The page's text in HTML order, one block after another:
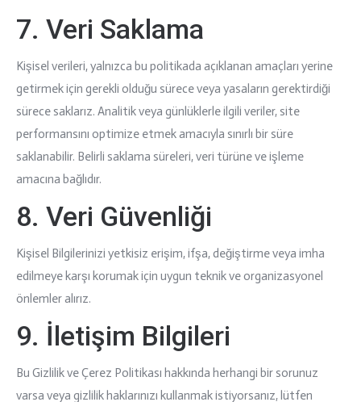
7. Veri Saklama
Kişisel verileri, yalnızca bu politikada açıklanan amaçları yerine
getirmek için gerekli olduğu sürece veya yasaların gerektirdiği
sürece saklarız. Analitik veya günlüklerle ilgili veriler, site
performansını optimize etmek amacıyla sınırlı bir süre
saklanabilir. Belirli saklama süreleri, veri türüne ve işleme
amacına bağlıdır.
8. Veri Güvenliği
Kişisel Bilgilerinizi yetkisiz erişim, ifşa, değiştirme veya imha
edilmeye karşı korumak için uygun teknik ve organizasyonel
önlemler alırız.
9. İletişim Bilgileri
Bu Gizlilik ve Çerez Politikası hakkında herhangi bir sorunuz
varsa veya gizlilik haklarınızı kullanmak istiyorsanız, lütfen